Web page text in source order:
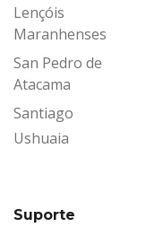
Lençóis
Maranhenses
San Pedro de
Atacama
Santiago
Ushuaia
Suporte